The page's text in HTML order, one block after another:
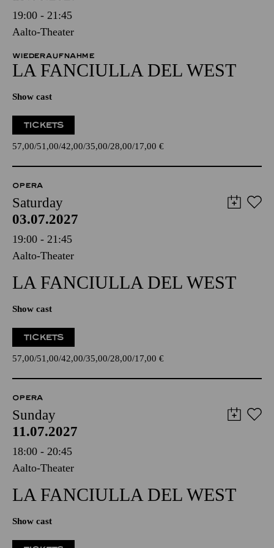
19:00 - 21:45
Aalto-Theater
WIEDERAUFNAHME
LA FANCIULLA DEL WEST
Show cast
TICKETS
57,00 51,00 42,00 35,00 28,00 17,00 €
OPERA
Saturday
03.07.2027
19:00 - 21:45
Aalto-Theater
LA FANCIULLA DEL WEST
Show cast
TICKETS
57,00 51,00 42,00 35,00 28,00 17,00 €
OPERA
Sunday
11.07.2027
18:00 - 20:45
Aalto-Theater
LA FANCIULLA DEL WEST
Show cast